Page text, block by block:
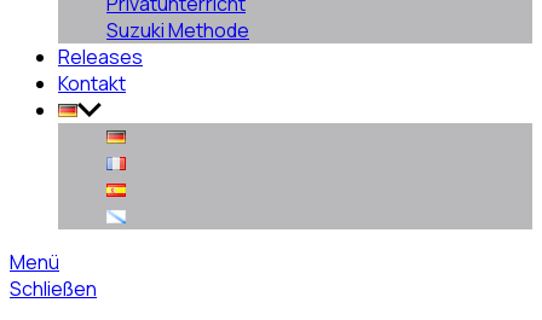
Suzuki Methode
Releases
Kontakt
Menü
Schließen